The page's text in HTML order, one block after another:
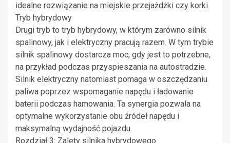
idealne rozwiązanie na miejskie przejażdżki czy korki.
Tryb hybrydowy
Drugi tryb to tryb hybrydowy, w którym zarówno silnik
spalinowy, jak i elektryczny pracują razem. W tym trybie
silnik spalinowy dostarcza moc, gdy jest to potrzebne,
na przykład podczas przyspieszania na autostradzie.
Silnik elektryczny natomiast pomaga w oszczędzaniu
paliwa poprzez wspomaganie napędu i ładowanie
baterii podczas hamowania. Ta synergia pozwala na
optymalne wykorzystanie obu źródeł napędu i
maksymalną wydajność pojazdu.
Rozdział 3: Zalety silnika hybrydowego